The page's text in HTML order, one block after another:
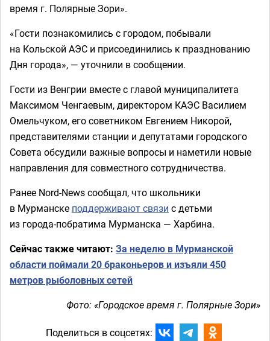
время г. Полярные Зори».
«Гости познакомились с городом, побывали
на Кольской АЭС и присоединились к празднованию
Дня города», — уточнили в сообщении.
Гости из Венгрии вместе с главой муниципалитета
Максимом Ченгаевым, директором КАЭС Василием
Омельчуком, его советником Евгением Никорой,
представителями станции и депутатами городского
Совета обсудили важные вопросы и наметили новые
направления для совместного сотрудничества.
Ранее Nord-News сообщал, что школьники
в Мурманске поддерживают связи с детьми
из города-побратима Мурманска — Харбина.
Сейчас также читают: За неделю в Мурманской
области поймали 20 браконьеров и изъяли 450
метров рыболовных сетей
Фото: «Городское время г. Полярные Зори»
Поделиться в соцсетях: